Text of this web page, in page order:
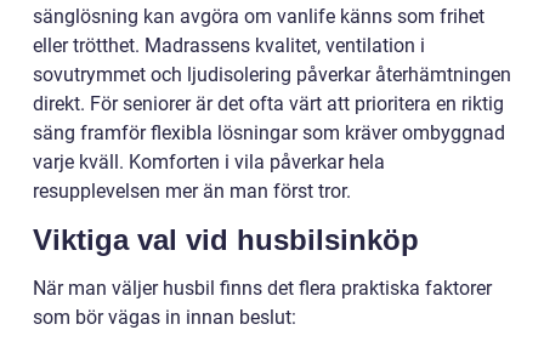
sänglösning kan avgöra om vanlife känns som frihet
eller trötthet. Madrassens kvalitet, ventilation i
sovutrymmet och ljudisolering påverkar återhämtningen
direkt. För seniorer är det ofta värt att prioritera en riktig
säng framför flexibla lösningar som kräver ombyggnad
varje kväll. Komforten i vila påverkar hela
resupplevelsen mer än man först tror.
Viktiga val vid husbilsinköp
När man väljer husbil finns det flera praktiska faktorer
som bör vägas in innan beslut: